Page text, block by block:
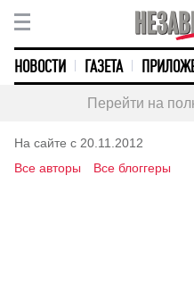
НОВОСТИ ГАЗЕТА
Перейти на
На сайте с 20.11.2012
Все авторы
Все блоггеры